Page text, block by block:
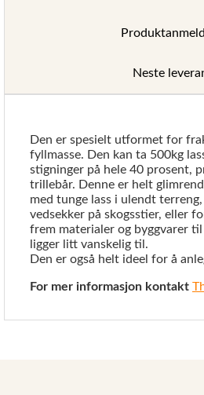
Neste
Den er spesielt utformet for
fyllmasse. Den kan ta 500kg
stigninger på hele 40 prosent,
trillebår. Denne er helt
med tunge lass i ulendt
vedsekker på skogsstier, eller
frem materialer og byggvarer
ligger litt vanskelig til.
Den er også helt ideel for å
For mer informasjon kontakt